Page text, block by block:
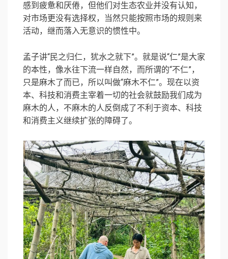
感到疲惫和厌倦，但他们对生态农业并没有认知，
对市场更没有选择权，当然只能按照市场的规则来
活动，继而落入无意识的惯性中。
孟子讲“民之归仁，犹水之就下”。就是说“仁”是大家
的本性，像水往下流一样自然，而所谓的“不仁”，
只是麻木了而已，所以叫做“麻木不仁”。现在以资
本、科技和消费主宰着一切的社会就鼓励我们成为
麻木的人，不麻木的人反倒成了不利于资本、科技
和消费主义继续扩张的障碍了。